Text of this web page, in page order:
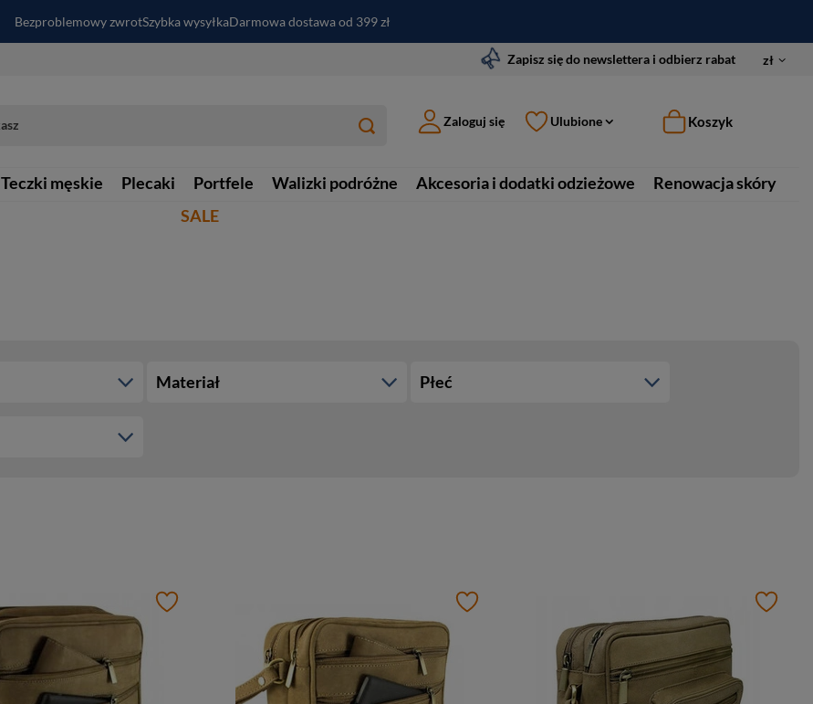
Bezproblemowy zwrotSzybka wysyłkaDarmowa dostawa od 399 zł
Zapisz się do newslettera i odbierz rabat zł
Zaloguj się Ulubione Koszyk
Teczki męskie Plecaki Portfele Walizki podróżne Akcesoria i dodatki odzieżowe
Renowacja skóry
SALE
Materiał Płeć